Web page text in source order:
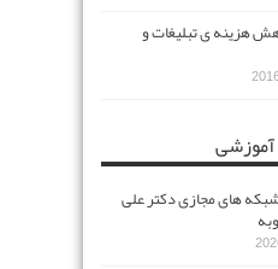
هزینه ی تبلیغات و
های مجازی دکتر علی